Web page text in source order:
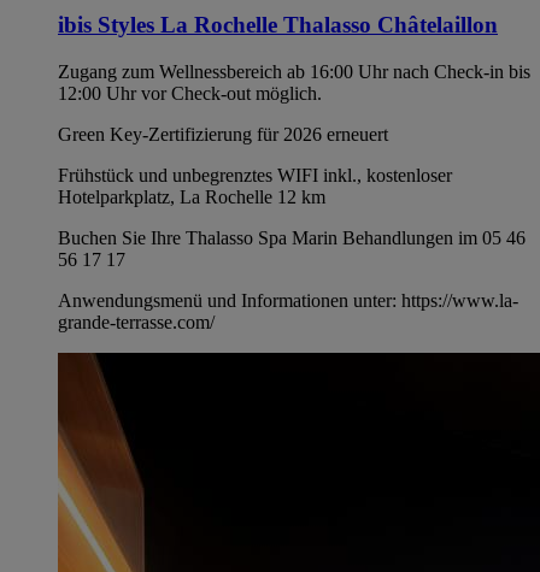
ibis Styles La Rochelle Thalasso Châtelaillon
Zugang zum Wellnessbereich ab 16:00 Uhr nach Check-in bis
12:00 Uhr vor Check-out möglich.
Green Key-Zertifizierung für 2026 erneuert
Frühstück und unbegrenztes WIFI inkl., kostenloser
Hotelparkplatz, La Rochelle 12 km
Buchen Sie Ihre Thalasso Spa Marin Behandlungen im 05 46
56 17 17
Anwendungsmenü und Informationen unter: https://www.la-
grande-terrasse.com/